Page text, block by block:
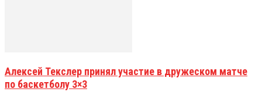
Алексей Текслер принял участие в дружеском матче
по баскетболу 3×3